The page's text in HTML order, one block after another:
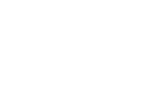
с первого
мир лучше.
не только